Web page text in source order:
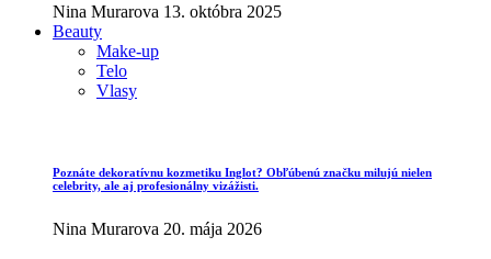
Nina Murarova 13. októbra 2025
Beauty
Make-up
Telo
Vlasy
Poznáte dekoratívnu kozmetiku Inglot? Obľúbenú značku milujú nielen
celebrity, ale aj profesionálny vizážisti.
Nina Murarova 20. mája 2026